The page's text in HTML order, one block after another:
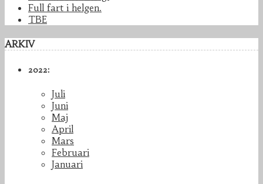
Full fart i helgen.
TBE
ARKIV
2022:
Juli
Juni
Maj
April
Mars
Februari
Januari